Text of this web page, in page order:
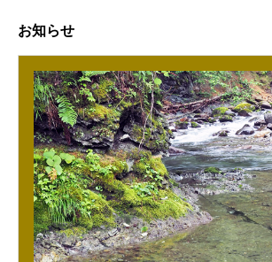
お知らせ